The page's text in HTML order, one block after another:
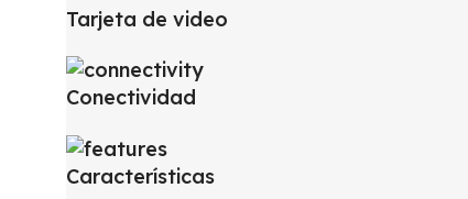
Tarjeta de video
Conectividad
Características